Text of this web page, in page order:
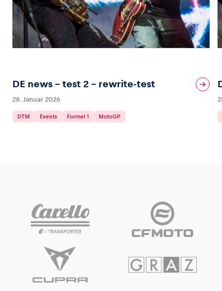
DE news – test 2 – rewrite-test
28. Januar 2026
DTM Events Formel 1 MotoGP